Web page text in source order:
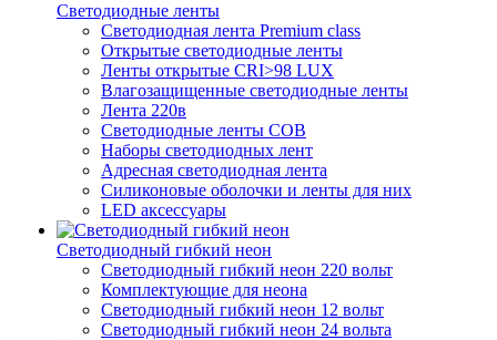
Светодиодные ленты
Светодиодная лента Premium class
Открытые светодиодные ленты
Ленты открытые CRI>98 LUX
Влагозащищенные светодиодные ленты
Лента 220в
Светодиодные ленты COB
Наборы светодиодных лент
Адресная светодиодная лента
Силиконовые оболочки и ленты для них
LED аксессуары
Светодиодный гибкий неон
Светодиодный гибкий неон 220 вольт
Комплектующие для неона
Светодиодный гибкий неон 12 вольт
Светодиодный гибкий неон 24 вольта